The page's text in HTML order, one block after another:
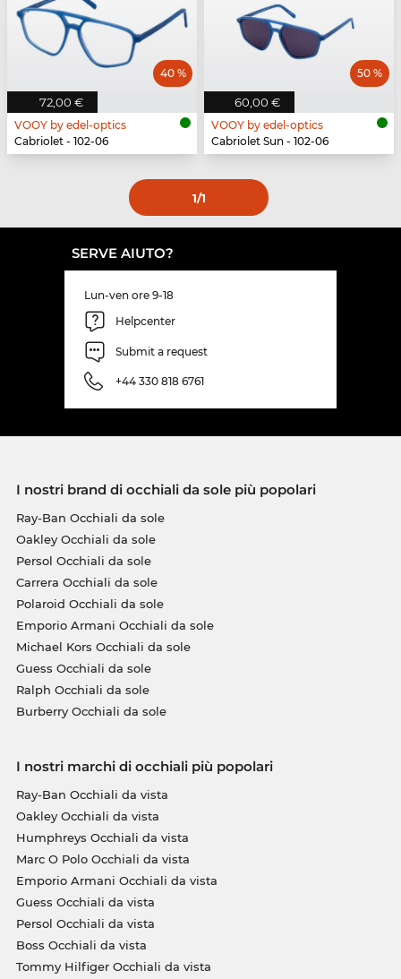
72,00 €
40 %
VOOY by edel-optics
Cabriolet - 102-06
60,00 €
50 %
VOOY by edel-optics
Cabriolet Sun - 102-06
1/1
SERVE AIUTO?
Lun-ven ore 9-18
Helpcenter
Submit a request
+44 330 818 6761
I nostri brand di occhiali da sole più popolari
Ray-Ban Occhiali da sole
Oakley Occhiali da sole
Persol Occhiali da sole
Carrera Occhiali da sole
Polaroid Occhiali da sole
Emporio Armani Occhiali da sole
Michael Kors Occhiali da sole
Guess Occhiali da sole
Ralph Occhiali da sole
Burberry Occhiali da sole
I nostri marchi di occhiali più popolari
Ray-Ban Occhiali da vista
Oakley Occhiali da vista
Humphreys Occhiali da vista
Marc O Polo Occhiali da vista
Emporio Armani Occhiali da vista
Guess Occhiali da vista
Persol Occhiali da vista
Boss Occhiali da vista
Tommy Hilfiger Occhiali da vista